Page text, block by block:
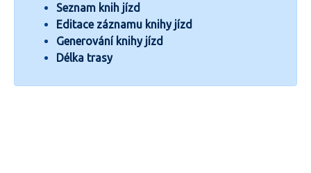
Seznam knih jízd
Editace záznamu knihy jízd
Generování knihy jízd
Délka trasy